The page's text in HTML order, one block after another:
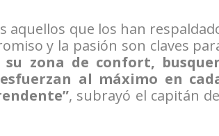
aquellos que los han
y la pasión son claves
zona de confort,
al máximo en
, subrayó el capitán